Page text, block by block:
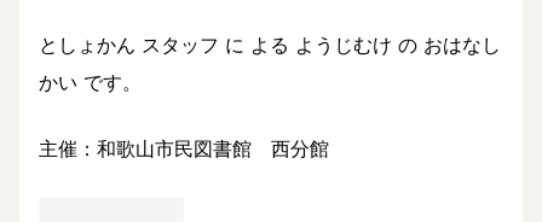
としょかん スタッフ に よる ようじむけ の おはなし
かい です。
主催：和歌山市民図書館 西分館